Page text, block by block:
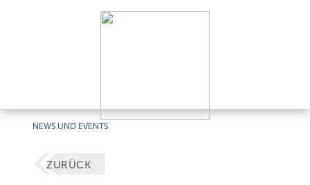
NEWS UND EVENTS
ZURÜCK